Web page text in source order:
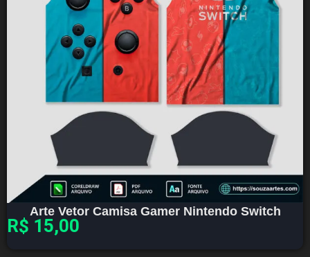
Arte Vetor Camisa Gamer Nintendo Switch
R$ 15,00